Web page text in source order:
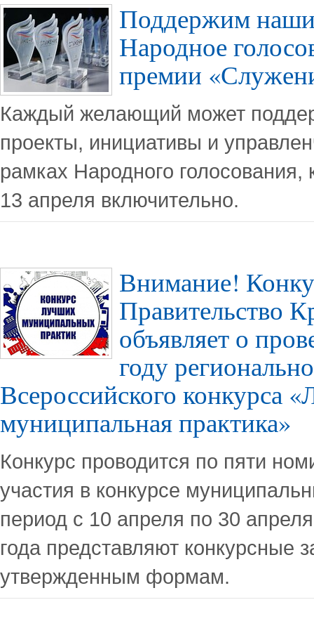
Поддержим
Народное
премии
Каждый желающий может
проекты, инициативы и
рамках Народного голосования,
13 апреля включительно.
Внимание!
Правительство
объявляет о
году
Всероссийского конкурса
муниципальная практика»
Конкурс проводится по пяти
участия в конкурсе
период с 10 апреля по 30
года представляют конкурсные
утвержденным формам.